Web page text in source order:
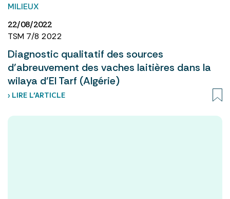
MILIEUX
22/08/2022
TSM 7/8 2022
Diagnostic qualitatif des sources
d’abreuvement des vaches laitières dans la
wilaya d’El Tarf (Algérie)
› LIRE L’ARTICLE